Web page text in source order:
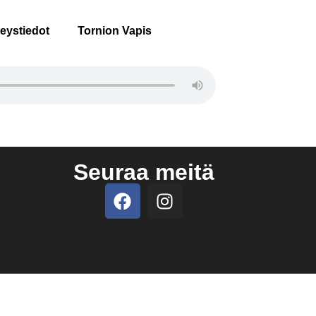
Tornion Vapis
Seuraa meitä